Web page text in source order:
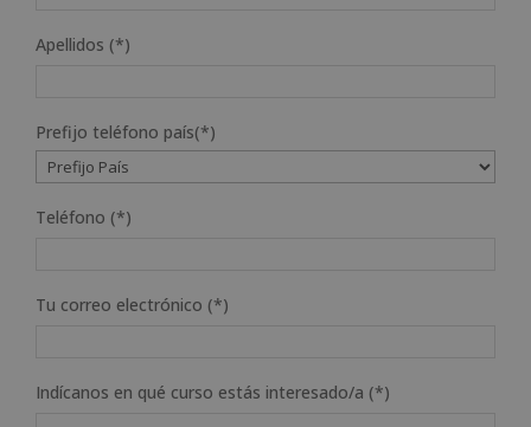
Apellidos (*)
Prefijo teléfono país(*)
Teléfono (*)
Tu correo electrónico (*)
Indícanos en qué curso estás interesado/a (*)